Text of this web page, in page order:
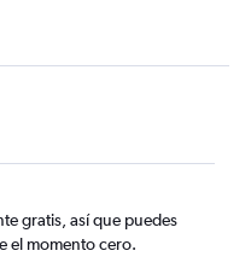
gratis, así que puedes
el momento cero.